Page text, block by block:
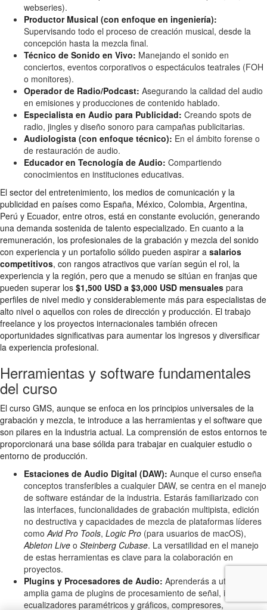
webseries).
Productor Musical (con enfoque en ingeniería):
Supervisando todo el proceso de creación musical, desde la
concepción hasta la mezcla final.
Técnico de Sonido en Vivo: Manejando el sonido en
conciertos, eventos corporativos o espectáculos teatrales (FOH
o monitores).
Operador de Radio/Podcast: Asegurando la calidad del audio
en emisiones y producciones de contenido hablado.
Especialista en Audio para Publicidad: Creando spots de
radio, jingles y diseño sonoro para campañas publicitarias.
Audiologista (con enfoque técnico): En el ámbito forense o
de restauración de audio.
Educador en Tecnología de Audio: Compartiendo
conocimientos en instituciones educativas.
El sector del entretenimiento, los medios de comunicación y la
publicidad en países como España, México, Colombia, Argentina,
Perú y Ecuador, entre otros, está en constante evolución, generando
una demanda sostenida de talento especializado. En cuanto a la
remuneración, los profesionales de la grabación y mezcla del sonido
con experiencia y un portafolio sólido pueden aspirar a salarios
competitivos, con rangos atractivos que varían según el rol, la
experiencia y la región, pero que a menudo se sitúan en franjas que
pueden superar los $1,500 USD a $3,000 USD mensuales para
perfiles de nivel medio y considerablemente más para especialistas de
alto nivel o aquellos con roles de dirección y producción. El trabajo
freelance y los proyectos internacionales también ofrecen
oportunidades significativas para aumentar los ingresos y diversificar
la experiencia profesional.
Herramientas y software fundamentales
del curso
El curso GMS, aunque se enfoca en los principios universales de la
grabación y mezcla, te introduce a las herramientas y el software que
son pilares en la industria actual. La comprensión de estos entornos te
proporcionará una base sólida para trabajar en cualquier estudio o
entorno de producción.
Estaciones de Audio Digital (DAW): Aunque el curso enseña
conceptos transferibles a cualquier DAW, se centra en el manejo
de software estándar de la industria. Estarás familiarizado con
las interfaces, funcionalidades de grabación multipista, edición
no destructiva y capacidades de mezcla de plataformas líderes
como Avid Pro Tools, Logic Pro (para usuarios de macOS),
Ableton Live o Steinberg Cubase. La versatilidad en el manejo
de estas herramientas es clave para la colaboración en
proyectos.
Plugins y Procesadores de Audio: Aprenderás a utilizar una
amplia gama de plugins de procesamiento de señal, incluyendo
ecualizadores paramétricos y gráficos, compresores,